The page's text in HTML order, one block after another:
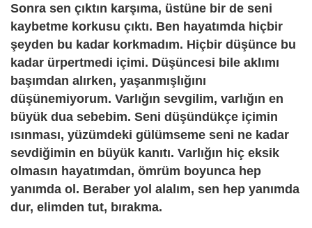
Sonra sen çıktın karşıma, üstüne bir de seni
kaybetme korkusu çıktı. Ben hayatımda hiçbir
şeyden bu kadar korkmadım. Hiçbir düşünce bu
kadar ürpertmedi içimi. Düşüncesi bile aklımı
başımdan alırken, yaşanmışlığını
düşünemiyorum. Varlığın sevgilim, varlığın en
büyük dua sebebim. Seni düşündükçe içimin
ısınması, yüzümdeki gülümseme seni ne kadar
sevdiğimin en büyük kanıtı. Varlığın hiç eksik
olmasın hayatımdan, ömrüm boyunca hep
yanımda ol. Beraber yol alalım, sen hep yanımda
dur, elimden tut, bırakma.